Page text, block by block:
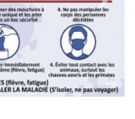
Next